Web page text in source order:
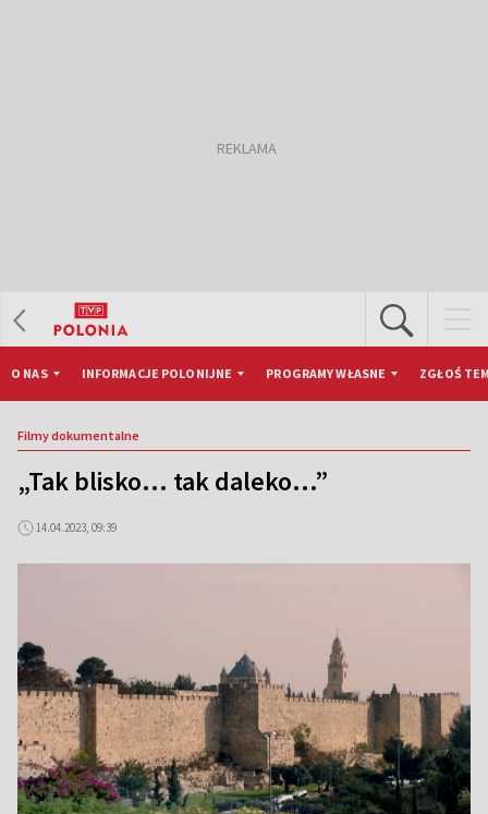
O NAS INFORMACJE POLONIJNE PROGRAMY WŁASNE ZGŁOŚ
Filmy dokumentalne
„Tak blisko... tak daleko...”
14.04.2023, 09:39